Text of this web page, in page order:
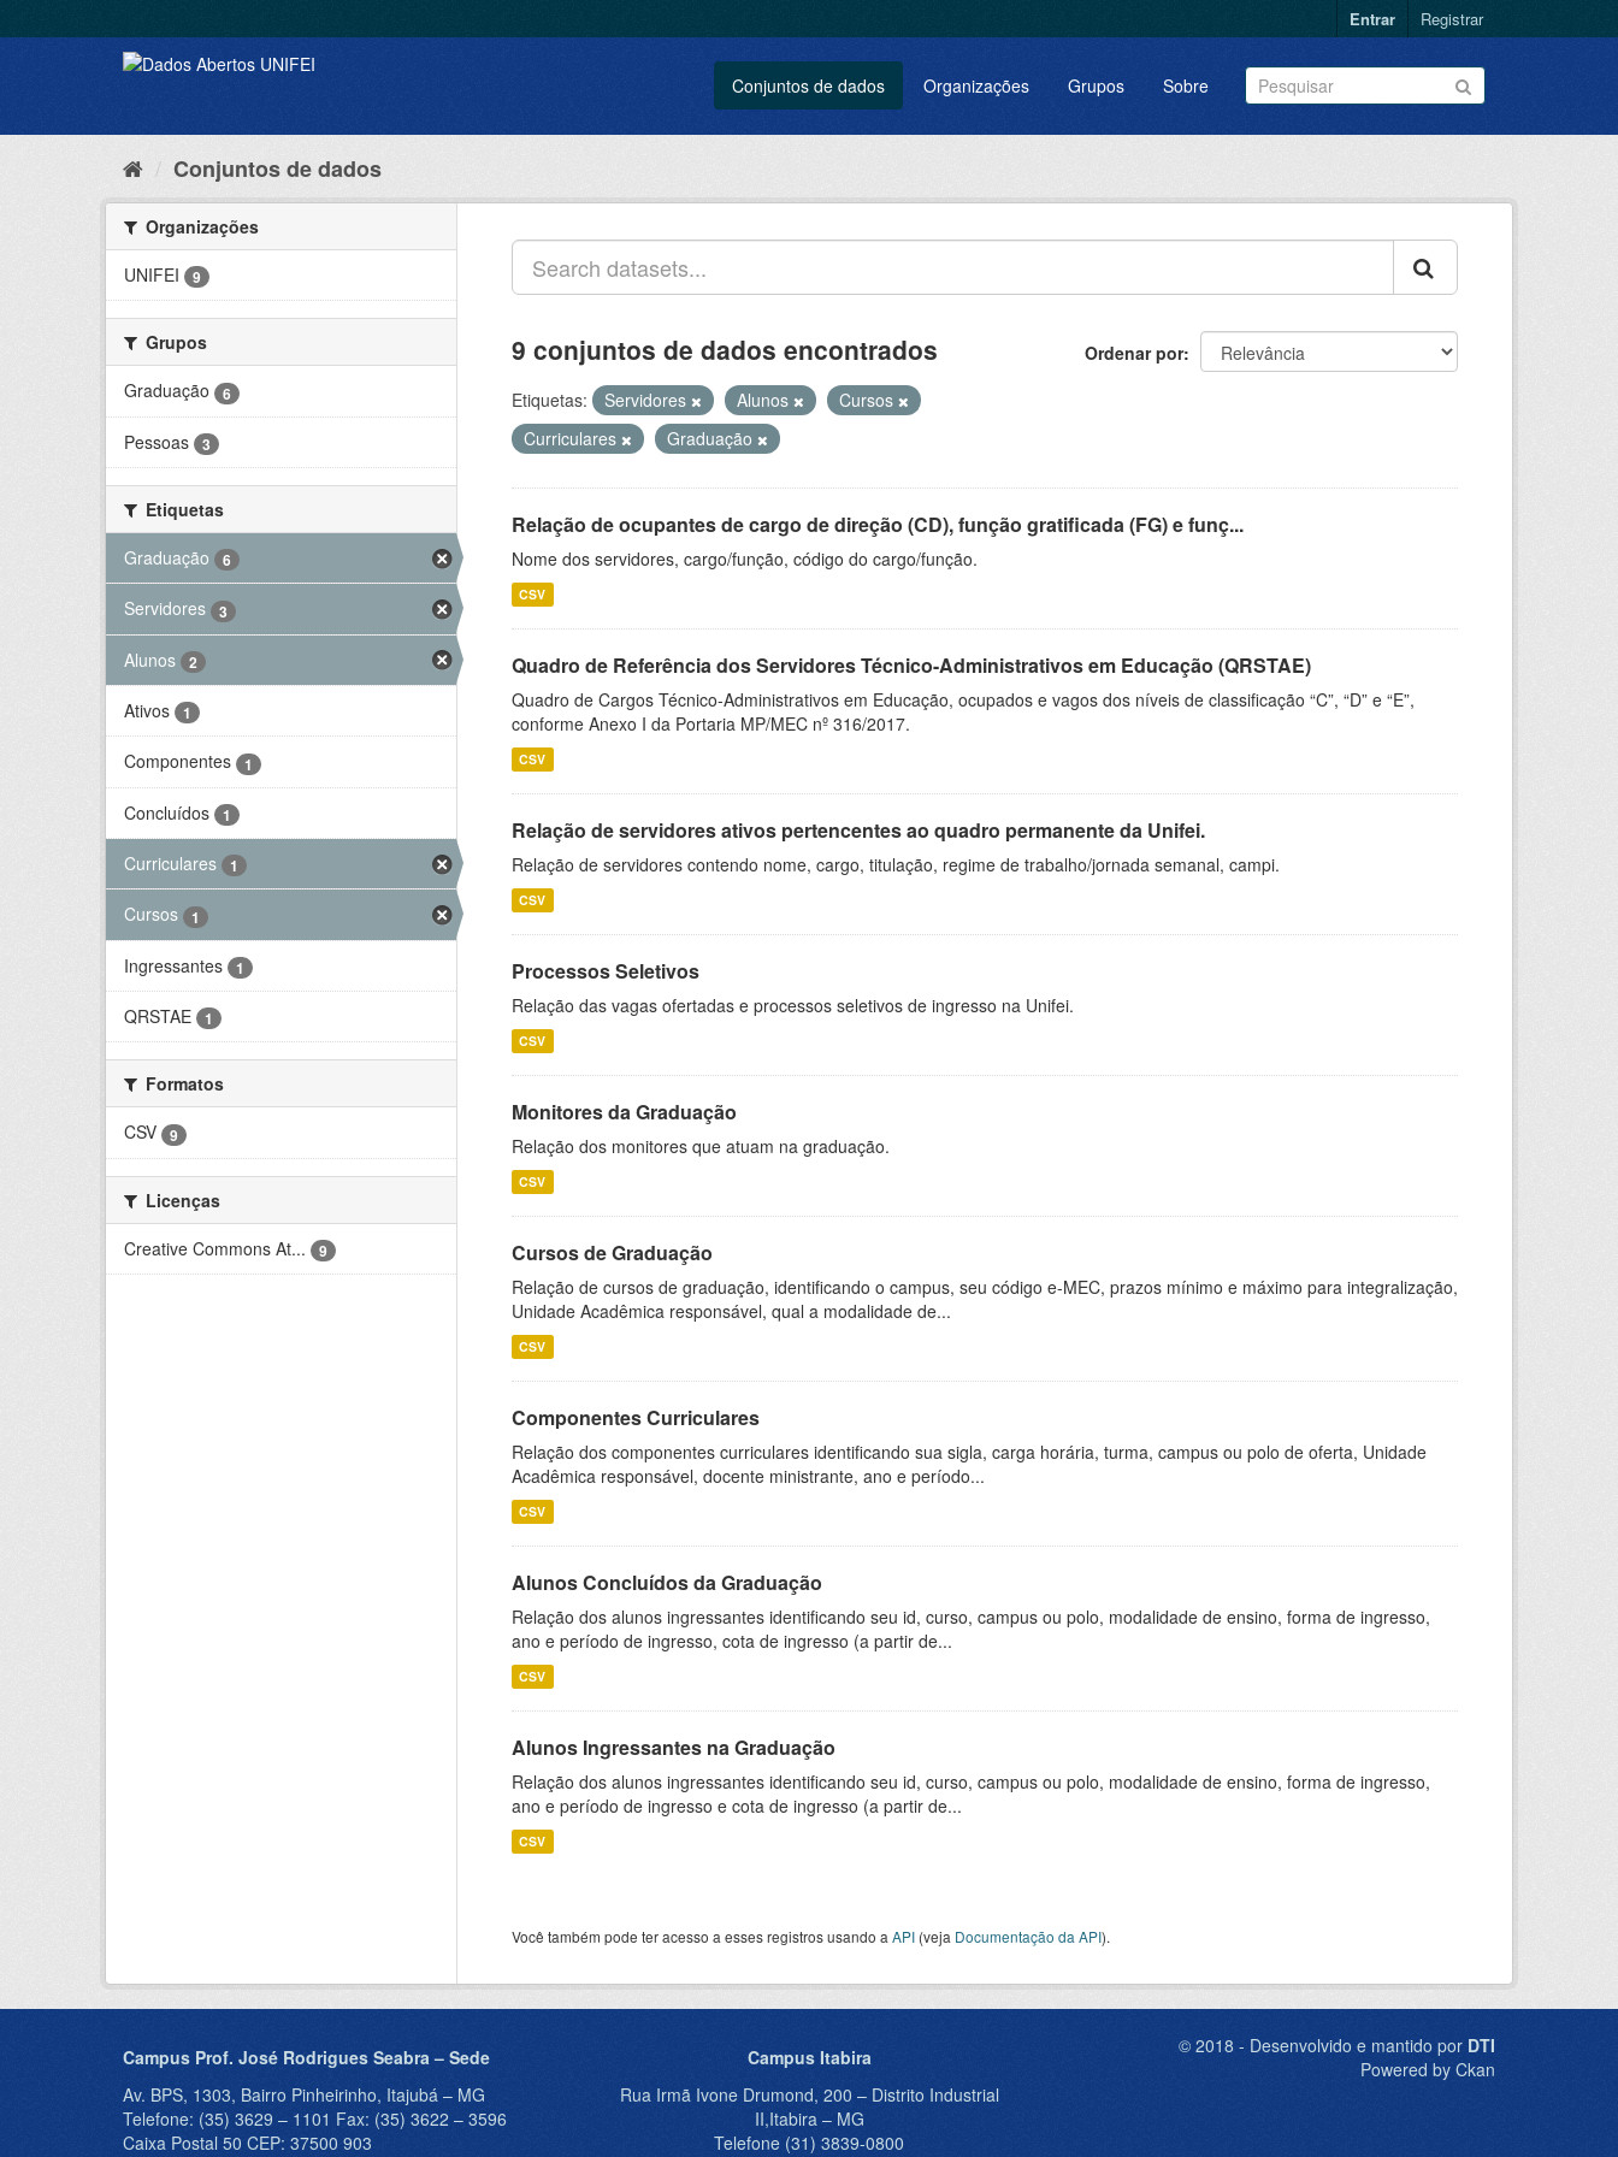
Entrar Registrar
Conjuntos de dados Organizações Grupos Sobre
Conjuntos de dados
Organizações
UNIFEI
9
Grupos
Graduação
6
Pessoas 3
Etiquetas
Graduação
6
Servidores 3
Alunos 2
Ativos 1
Componentes 1
Concluídos 1
Curriculares 1
Cursos 1
Ingressantes 1
QRSTAE 1
Formatos
CSV
9
Licenças
Creative Commons At...
9
Ordenar por
9 conjuntos de dados encontrados
Etiquetas: Servidores Alunos
Cursos
Curriculares
Graduação
Relação de ocupantes de cargo de direção (CD), função gratificada (FG) e funç...
Nome dos servidores, cargo/função, código do cargo/função.
CSV
Quadro de Referência dos Servidores Técnico-Administrativos em Educação (QRSTAE)
Quadro de Cargos Técnico-Administrativos em Educação, ocupados e vagos dos níveis de classificação “C”, “D” e “E”,
conforme Anexo I da Portaria MP/MEC nº 316/2017.
CSV
Relação de servidores ativos pertencentes ao quadro permanente da Unifei.
Relação de servidores contendo nome, cargo, titulação, regime de trabalho/jornada semanal, campi.
CSV
Processos Seletivos
Relação das vagas ofertadas e processos seletivos de ingresso na Unifei.
CSV
Monitores da Graduação
Relação dos monitores que atuam na graduação.
CSV
Cursos de Graduação
Relação de cursos de graduação, identificando o campus, seu código e-MEC, prazos mínimo e máximo para integralização,
Unidade Acadêmica responsável, qual a modalidade de...
CSV
Componentes Curriculares
Relação dos componentes curriculares identificando sua sigla, carga horária, turma, campus ou polo de oferta, Unidade
Acadêmica responsável, docente ministrante, ano e período...
CSV
Alunos Concluídos da Graduação
Relação dos alunos ingressantes identificando seu id, curso, campus ou polo, modalidade de ensino, forma de ingresso,
ano e período de ingresso, cota de ingresso (a partir de...
CSV
Alunos Ingressantes na Graduação
Relação dos alunos ingressantes identificando seu id, curso, campus ou polo, modalidade de ensino, forma de ingresso,
ano e período de ingresso e cota de ingresso (a partir de...
CSV
Você também pode ter acesso a esses registros usando a API (veja Documentação da API).
Campus Prof. José Rodrigues Seabra – Sede
Av. BPS, 1303, Bairro Pinheirinho, Itajubá – MG
Telefone: (35) 3629 – 1101 Fax: (35) 3622 – 3596
Caixa Postal 50 CEP: 37500 903
Campus Itabira
Rua Irmã Ivone Drumond, 200 – Distrito Industrial
II,Itabira – MG
Telefone (31) 3839-0800
© 2018 - Desenvolvido e mantido por DTI
Powered by Ckan